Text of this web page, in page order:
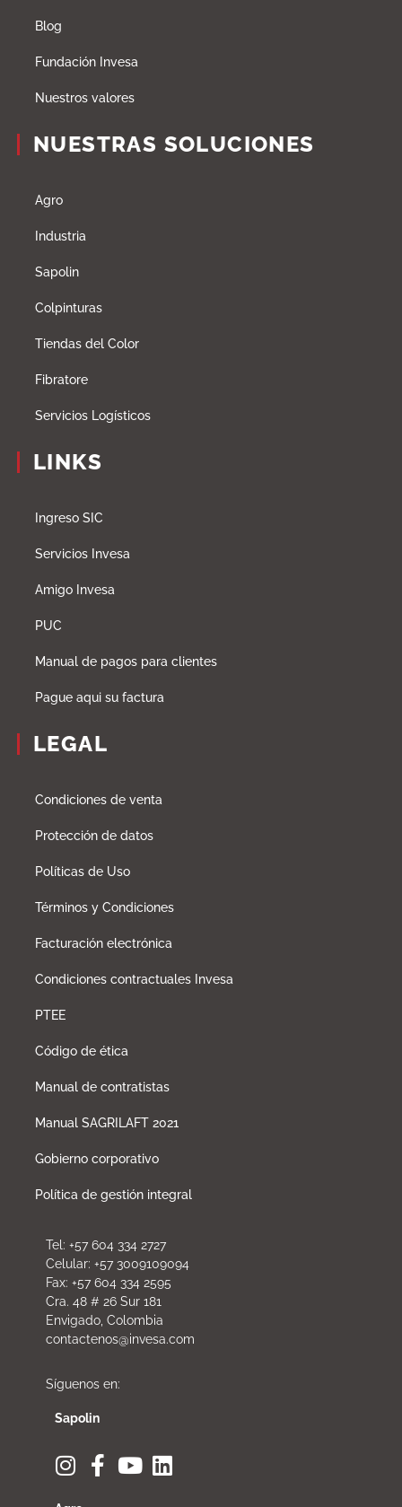
Blog
Fundación Invesa
Nuestros valores
NUESTRAS SOLUCIONES
Agro
Industria
Sapolin
Colpinturas
Tiendas del Color
Fibratore
Servicios Logísticos
LINKS
Ingreso SIC
Servicios Invesa
Amigo Invesa
PUC
Manual de pagos para clientes
Pague aqui su factura
LEGAL
Condiciones de venta
Protección de datos
Políticas de Uso
Términos y Condiciones
Facturación electrónica
Condiciones contractuales Invesa
PTEE
Código de ética
Manual de contratistas
Manual SAGRILAFT 2021
Gobierno corporativo
Política de gestión integral
Tel: +57 604 334 2727
Celular: +57 3009109094
Fax: +57 604 334 2595
Cra. 48 # 26 Sur 181
Envigado, Colombia
contactenos@invesa.com
Síguenos en:
Sapolin